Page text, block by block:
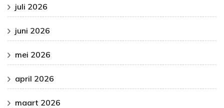
juli 2026
juni 2026
mei 2026
april 2026
maart 2026